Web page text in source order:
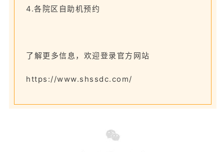
4.各院区自助机预约
了解更多信息，欢迎登录官方网站
https://www.shssdc.com/